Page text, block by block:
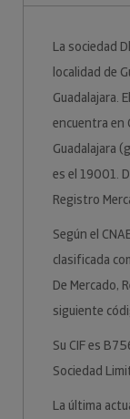
La sociedad
localidad de
Guadalajara.
encuentra en
Guadalajara
es el 19001.
Registro
Según el
clasificada
De Mercado,
siguiente
Su CIF es
Sociedad
La última